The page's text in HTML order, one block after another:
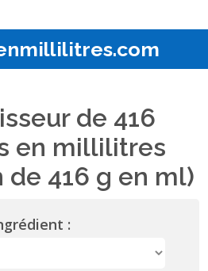
de 416
en millilitres
de 416 g en ml)
: